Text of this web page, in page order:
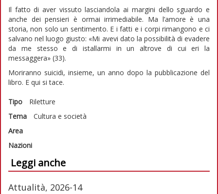
Il fatto di aver vissuto lasciandola ai margini dello sguardo e
anche dei pensieri è ormai irrimediabile. Ma l’amore è una
storia, non solo un sentimento. E i fatti e i corpi rimangono e ci
salvano nel luogo giusto: «Mi avevi dato la possibilità di evadere
da me stesso e di istallarmi in un altrove di cui eri la
messaggera» (33).
Moriranno suicidi, insieme, un anno dopo la pubblicazione del
libro. E qui si tace.
Tipo
Riletture
Tema
Cultura e società
Area
Nazioni
Leggi anche
Attualità, 2026-14